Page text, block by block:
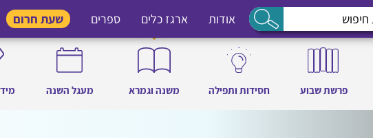
אודות ארגז כלים ספרים שעת חרום
פרשת שבוע חסידות ותפילה משנה וגמרא מעגל השנה